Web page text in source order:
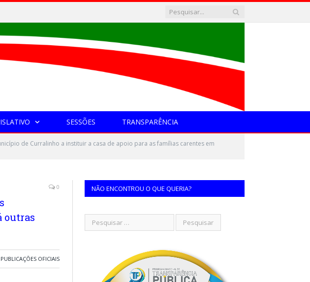
SESSÕES TRANSPARÊNCIA
de Curralinho a instituir a casa de apoio para as famílias carentes em
outras
0
PUBLICAÇÕES OFICIAIS
NÃO ENCONTROU O QUE QUERIA?